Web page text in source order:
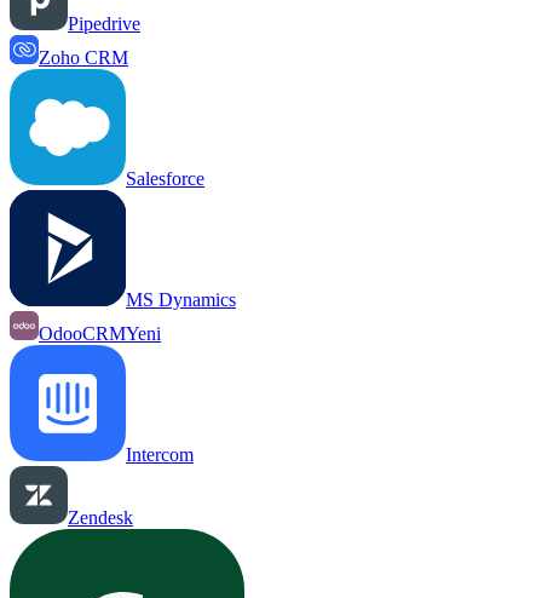
Pipedrive
Zoho CRM
Salesforce
MS Dynamics
OdooCRMYeni
Intercom
Zendesk